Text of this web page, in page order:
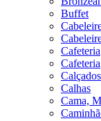
Buffet
Cafeteria
Cafeteria
Calhas
Cama,